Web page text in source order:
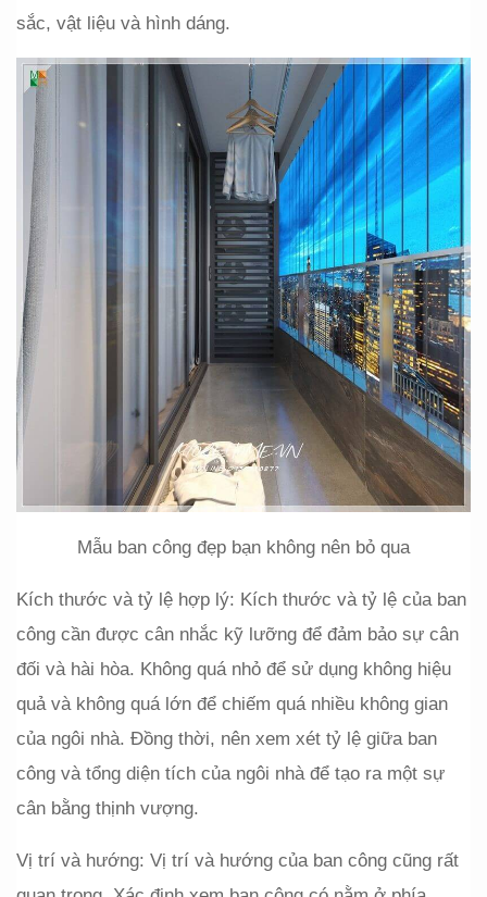
sắc, vật liệu và hình dáng.
Mẫu ban công đẹp bạn không nên bỏ qua
Kích thước và tỷ lệ hợp lý: Kích thước và tỷ lệ của ban
công cần được cân nhắc kỹ lưỡng để đảm bảo sự cân
đối và hài hòa. Không quá nhỏ để sử dụng không hiệu
quả và không quá lớn để chiếm quá nhiều không gian
của ngôi nhà. Đồng thời, nên xem xét tỷ lệ giữa ban
công và tổng diện tích của ngôi nhà để tạo ra một sự
cân bằng thịnh vượng.
Vị trí và hướng: Vị trí và hướng của ban công cũng rất